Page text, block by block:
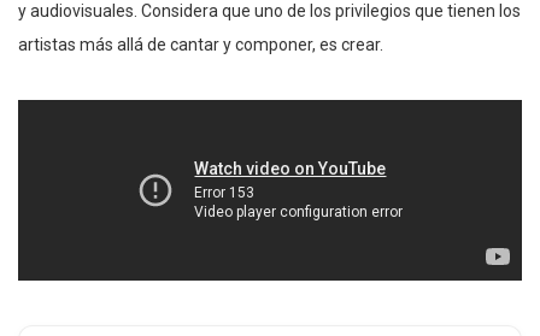
y audiovisuales. Considera que uno de los privilegios que tienen los
artistas más allá de cantar y componer, es crear.